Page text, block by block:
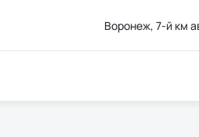
Воронеж, 7-й км